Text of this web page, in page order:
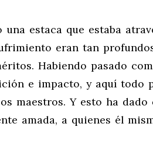
estaca que estaba
eran tan
Habiendo pasado
e impacto, y aquí todo
maestros. Y esto ha
amada, a quienes él